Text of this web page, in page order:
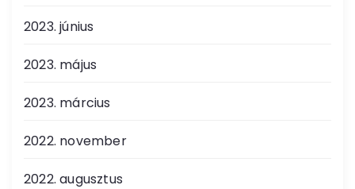
2023. június
2023. május
2023. március
2022. november
2022. augusztus